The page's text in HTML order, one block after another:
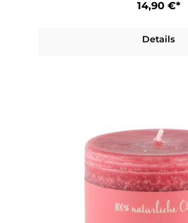
14,90 €*
Details